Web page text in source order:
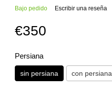
Bajo pedido Escribir una reseña
€350
Persiana
sin persiana con persiana